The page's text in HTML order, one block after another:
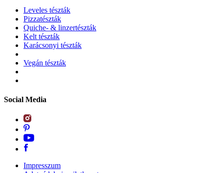
Leveles tészták
Pizzatészták
Quiche- & linzertészták
Kelt tészták
Karácsonyi tészták
Vegán tészták
Social Media
Impresszum